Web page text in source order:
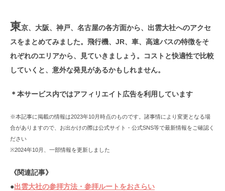
東京、大阪、神戸、名古屋の各方面から、出雲大社へのアクセ
スをまとめてみました。飛行機、JR、車、高速バスの特徴をそ
れぞれのエリアから、見ていきましょう。コストと快適性で比較
していくと、意外な発見があるかもしれません。
＊本サービス内ではアフィリエイト広告を利用しています
※本記事に掲載の情報は2023年10月時点のものです。諸事情により変更となる場
合がありますので、お出かけの際は公式サイト・公式SNS等で最新情報をご確認く
ださい
※2024年10月、一部情報を更新しました
《関連記事》
●出雲大社の参拝方法・参拝ルートをおさらい